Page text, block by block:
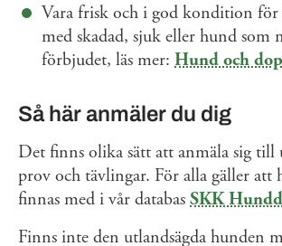
Vara frisk och i god kondition
med skadad, sjuk eller hund som
förbjudet, läs mer: Hund och
Så här anmäler du dig
Det finns olika sätt att anmäla sig till
prov och tävlingar. För alla gäller att
finnas med i vår databas SKK
Finns inte den utlandsägda hunden